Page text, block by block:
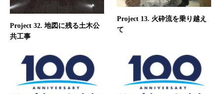
Project 32. 地図に残る土木公
共工事
Project 13. 火砕流を乗り越え
て